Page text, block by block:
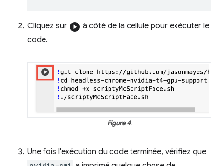
Cliquez sur play_circle à côté de la cellule pour exécuter le
code.
Figure 4.
Une fois l'exécution du code terminée, vérifiez que